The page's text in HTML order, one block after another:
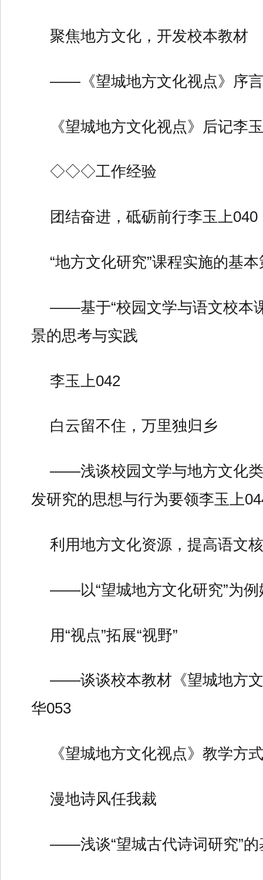
聚焦地方文化，开发校本教材
——《望城地方文化视点》序
《望城地方文化视点》后记李
◇◇◇工作经验
团结奋进，砥砺前行李玉上040
“地方文化研究”课程实施的基
——基于“校园文学与语文校本
景的思考与实践
李玉上042
白云留不住，万里独归乡
——浅谈校园文学与地方文化
发研究的思想与行为要领李玉上
利用地方文化资源，提高语文
——以“望城地方文化研究”为
用“视点”拓展“视野”
——谈谈校本教材《望城地方
华053
《望城地方文化视点》教学
漫地诗风任我裁
——浅谈“望城古代诗词研究”